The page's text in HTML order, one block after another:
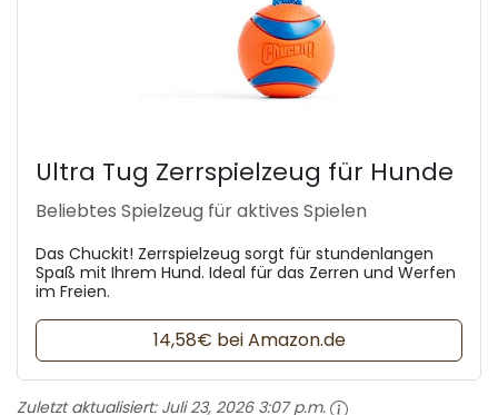
Ultra Tug Zerrspielzeug für Hunde
Beliebtes Spielzeug für aktives Spielen
Das Chuckit! Zerrspielzeug sorgt für stundenlangen
Spaß mit Ihrem Hund. Ideal für das Zerren und Werfen
im Freien.
14,58€ bei Amazon.de
Zuletzt aktualisiert: Juli 23, 2026 3:07 p.m.